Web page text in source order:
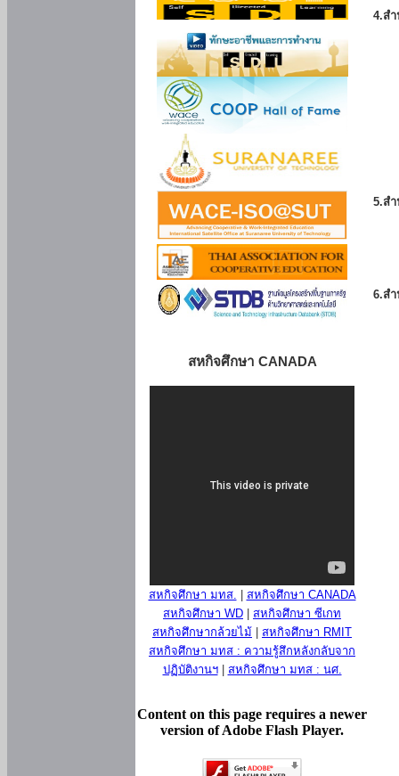
สหกิจศึกษา CANADA
สหกิจศึกษา มทส.
สหกิจศึกษา CANADA
สหกิจศึกษา WD
สหกิจศึกษา ซีเกท
สหกิจศึกษากล้วยไม้
สหกิจศึกษา RMIT
สหกิจศึกษา มทส : ความรู้สึกหลังกลับจาก
ปฏิบัติงานฯ| สหกิจศึกษา มทส : นศ.
Content on this page requires a newer
version of Adobe Flash Player.
4.ส
5.ส
6.ส